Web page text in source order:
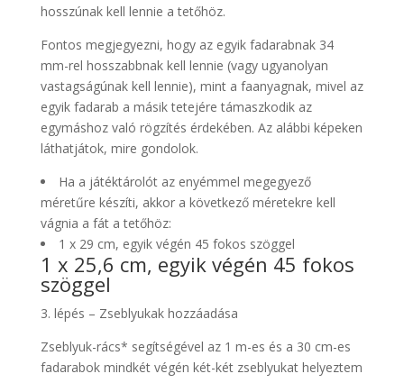
hosszúnak kell lennie a tetőhöz.
Fontos megjegyezni, hogy az egyik fadarabnak 34
mm-rel hosszabbnak kell lennie (vagy ugyanolyan
vastagságúnak kell lennie), mint a faanyagnak, mivel az
egyik fadarab a másik tetejére támaszkodik az
egymáshoz való rögzítés érdekében. Az alábbi képeken
láthatjátok, mire gondolok.
Ha a játéktárolót az enyémmel megegyező
méretűre készíti, akkor a következő méretekre kell
vágnia a fát a tetőhöz:
1 x 29 cm, egyik végén 45 fokos szöggel
1 x 25,6 cm, egyik végén 45 fokos
szöggel
3. lépés – Zseblyukak hozzáadása
Zseblyuk-rács* segítségével az 1 m-es és a 30 cm-es
fadarabok mindkét végén két-két zseblyukat helyeztem